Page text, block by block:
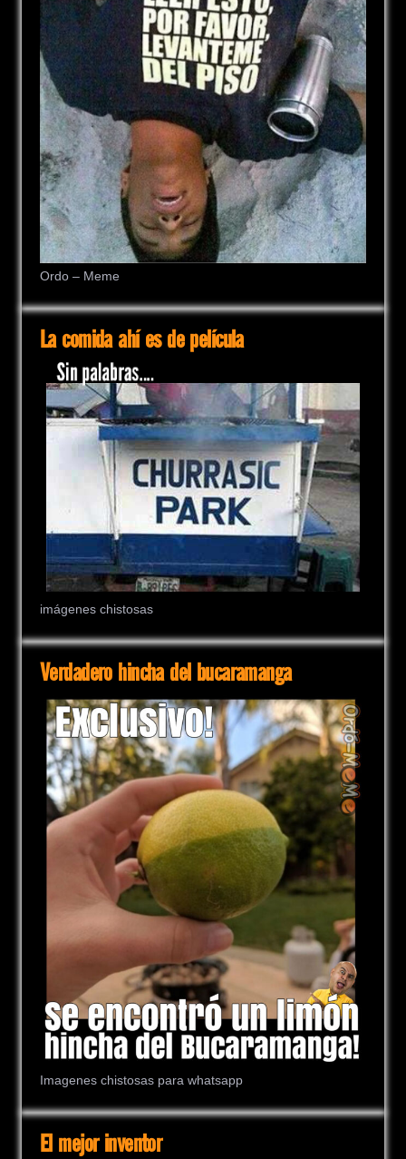
Ordo – Meme
La comida ahí es de película
imágenes chistosas
Verdadero hincha del bucaramanga
Imagenes chistosas para whatsapp
El mejor inventor